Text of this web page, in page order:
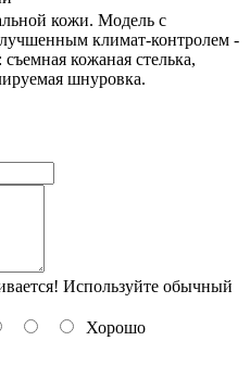
кожи. Модель с
климат-контролем -
кожаная стелька,
шнуровка.
Используйте обычный
Хорошо